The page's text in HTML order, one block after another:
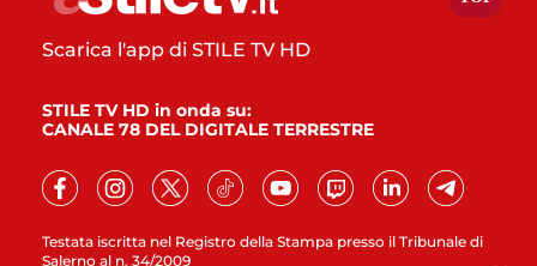
Testata iscritta nel Registro della Stampa presso il Tribunale di
Salerno al n. 34/2009
Scarica l'app di STILE TV HD
STILE TV HD in onda su:
CANALE 78 DEL DIGITALE TERRESTRE